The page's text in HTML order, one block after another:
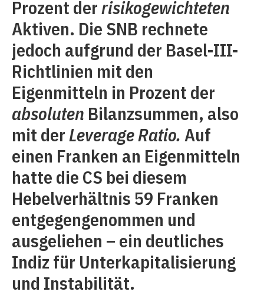
Prozent derrisikogewichteten
Aktiven. Die SNB rechnete
jedoch aufgrund der Basel-III-
Richtlinien mit den
Eigenmitteln in Prozent der
absoluten Bilanzsummen, also
mit derLeverage Ratio. Auf
einen Franken an Eigenmitteln
hatte die CS bei diesem
Hebelverhältnis 59 Franken
entgegengenommen und
ausgeliehen – ein deutliches
Indiz für Unterkapitalisierung
und Instabilität.